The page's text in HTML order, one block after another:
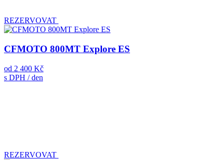
REZERVOVAT
CFMOTO 800MT Explore ES
od 2 400 Kč
s DPH / den
REZERVOVAT